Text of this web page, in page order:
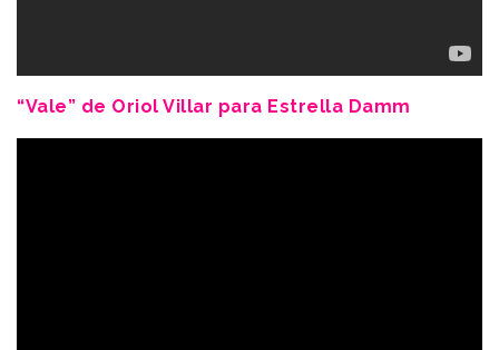
“Vale” de Oriol Villar para Estrella Damm